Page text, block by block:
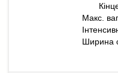
Макс.
Ширина